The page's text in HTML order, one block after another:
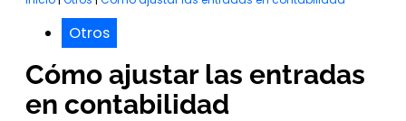
Otros
Cómo ajustar las entradas
en contabilidad